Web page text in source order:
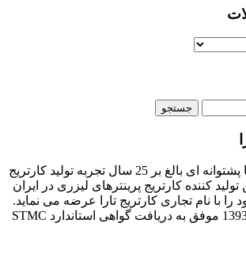
شرکت تارا مشاور با پشتوانه ای بالغ بر 25 سال تجربه تولید کارتریج
کارتریج پرینترهای لیزری در ایران
تجاری کارتریج تارا عرضه می نماید.
این شرکت در سال 1393 موفق به دریافت گواهی استاندارد STMC